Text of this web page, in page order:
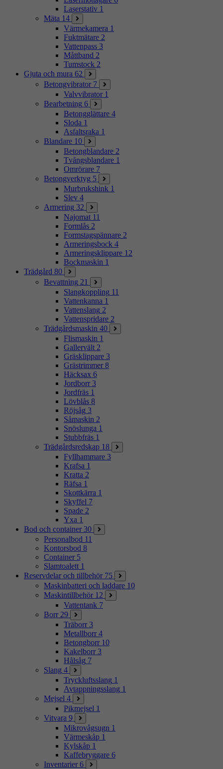
Laserstativ 1
Mäta 14
Värmekamera 1
Fuktmätare 2
Vattenpass 3
Måttband 2
Tumstock 2
Gjuta och mura 62
Betongvibrator 7
Valvvibrator 1
Bearbetning 6
Betongglättare 4
Sloda 1
Asfaltsraka 1
Blandare 10
Betongblandare 2
Tvångsblandare 1
Omrörare 7
Betongverktyg 5
Murbrukshink 1
Slev 4
Armering 32
Najomat 11
Formlås 2
Formstagspännare 2
Armeringsbock 4
Armeringsklippare 12
Bockmaskin 1
Trädgård 80
Bevattning 21
Slangkoppling 11
Vattenkanna 1
Vattenslang 2
Vattenspridare 2
Trädgårdsmaskin 40
Flismaskin 1
Gallervält 2
Gräsklippare 3
Grästrimmer 8
Häcksax 6
Jordborr 3
Jordfräs 1
Lövblås 8
Röjsåg 3
Såmaskin 2
Snöslunga 1
Stubbfräs 1
Trädgårdsredskap 18
Fyllhammare 3
Krafsa 1
Kratta 2
Räfsa 1
Skottkärra 1
Skyffel 7
Spade 2
Yxa 1
Bod och container 30
Personalbod 11
Kontorsbod 8
Container 5
Slamtoalett 1
Reservdelar och tillbehör 75
Maskinbatteri och laddare 10
Maskintillbehör 12
Vattentank 7
Borr 29
Träborr 3
Metallborr 4
Betongborr 10
Kakelborr 3
Hålsåg 7
Slang 4
Tryckluftsslang 1
Avtappningsslang 1
Mejsel 4
Pikmejsel 1
Vitvara 9
Mikrovågsugn 1
Värmeskåp 1
Kylskåp 1
Kaffebryggare 6
Inventarier 6